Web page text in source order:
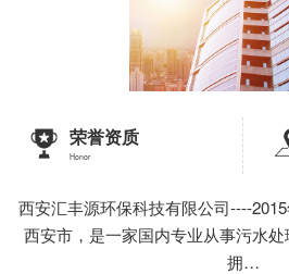
荣誉资质
Honor
西安汇丰源环保科技有限公司----
西安市，是一家国内专业从事污水
拥…